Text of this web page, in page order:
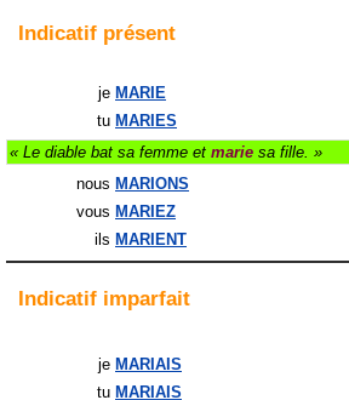
Indicatif présent
je MARIE
tu MARIES
« Le diable bat sa femme et marie sa fille. »
nous MARIONS
vous MARIEZ
ils MARIENT
Indicatif imparfait
je MARIAIS
tu MARIAIS